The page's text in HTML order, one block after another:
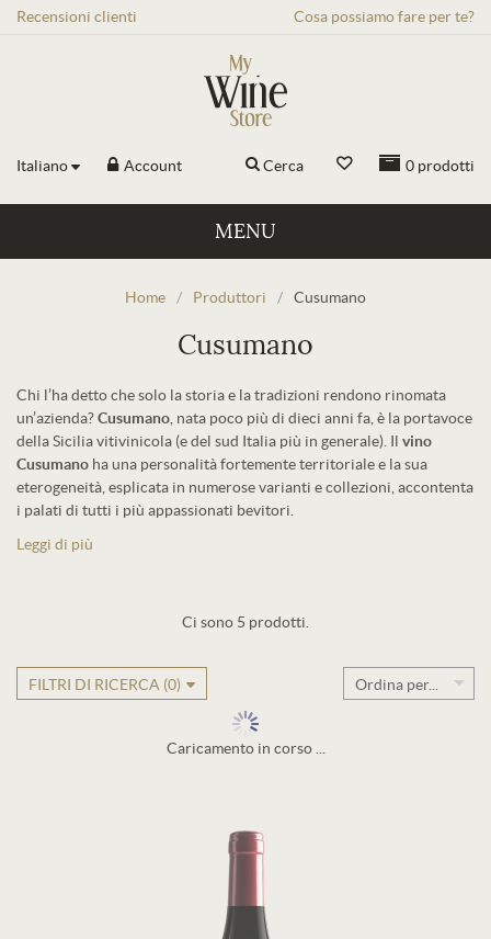
Recensioni clienti Cosa possiamo fare per te?
Italiano Account 0 prodotti
Cerca
MENU
Home / Produttori / Cusumano
Cusumano
Chi l’ha detto che solo la storia e la tradizioni rendono rinomata
un’azienda?Cusumano , nata poco più di dieci anni fa, è la portavoce
della Sicilia vitivinicola (e del sud Italia più in generale). Il vino
Cusumano ha una personalità fortemente territoriale e la sua
eterogeneità, esplicata in numerose varianti e collezioni, accontenta
i palati di tutti i più appassionati bevitori.
Leggi di più
Ci sono 5 prodotti.
FILTRI DI RICERCA (0) Ordina per...
Caricamento in corso ...